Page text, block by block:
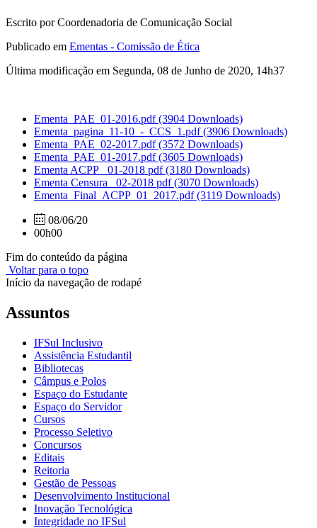
Escrito por Coordenadoria de Comunicação Social
Publicado em Ementas - Comissão de Ética
Última modificação em Segunda, 08 de Junho de 2020, 14h37
Ementa_PAE_01-2016.pdf(3904 Downloads)
Ementa_pagina_11-10_-_CCS_1.pdf(3906 Downloads)
Ementa_PAE_02-2017.pdf(3572 Downloads)
Ementa_PAE_01-2017.pdf(3605 Downloads)
Ementa ACPP_ 01-2018 pdf(3180 Downloads)
Ementa Censura_ 02-2018 pdf(3070 Downloads)
Ementa_Final_ACPP_01_2017.pdf(3119 Downloads)
08/06/20
00h00
Fim do conteúdo da página
Voltar para o topo
Início da navegação de rodapé
Assuntos
IFSul Inclusivo
Assistência Estudantil
Bibliotecas
Câmpus e Polos
Espaço do Estudante
Espaço do Servidor
Cursos
Processo Seletivo
Concursos
Editais
Reitoria
Gestão de Pessoas
Desenvolvimento Institucional
Inovação Tecnológica
Integridade no IFSul